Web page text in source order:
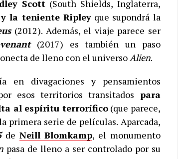
Scott(South Shields, Inglaterra,
la teniente Ripleyque supondrá la
(2012). Además, el viaje parece ser
(2017) es también un paso
de lleno con el universoAlien.
en divagaciones y pensamientos
esos territorios transitados para
al espíritu terrorífico(que parece,
primera serie de películas. Aparcada,
de Neill Blomkamp, el monumento
pasa de lleno a ser controlado por su